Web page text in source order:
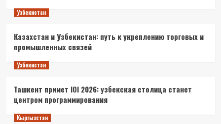
Узбекистан
Казахстан и Узбекистан: путь к укреплению торговых и
промышленных связей
Узбекистан
Ташкент примет IOI 2026: узбекская столица станет
центром программирования
Кыргызстан